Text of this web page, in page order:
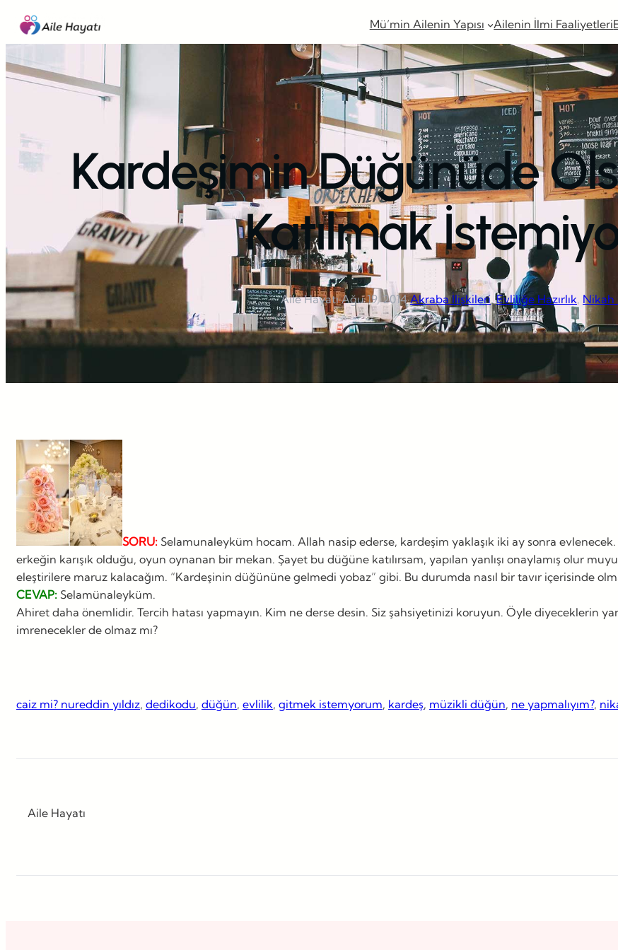
İçeriğe
geç
Mü’min Ailenin Yapısı Ailenin İlmi Faaliyetleri
Kardeşimin Düğünüde
Katılmak
Aile Hayatı·Ağu 19, 2014·Akraba İlişkileri, Evliliğe Hazırlık, Nikah
SORU: Selamunaleyküm hocam. Allah nasip ederse, kardeşim yaklaşık iki ay sonra
erkeğin karışık olduğu, oyun oynanan bir mekan. Şayet bu düğüne katılırsam, yapılan yanlışı onaylamış olur
eleştirilere maruz kalacağım. “Kardeşinin düğününe gelmedi yobaz” gibi. Bu durumda nasıl bir tavır içerisinde
CEVAP: Selamünaleyküm.
Ahiret daha önemlidir. Tercih hatası yapmayın. Kim ne derse desin. Siz şahsiyetinizi koruyun. Öyle diyeceklerin
imrenecekler de olmaz mı?
caiz mi? nureddin yıldız, dedikodu, düğün, evlilik, gitmek istemyorum, kardeş, müzikli düğün, ne yapmalıyım?,
Aile Hayatı